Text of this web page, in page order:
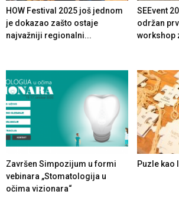
HOW Festival 2025 još jednom
je dokazao zašto ostaje
najvažniji regionalni...
SEEvent
održan
workshop
Završen Simpozijum u formi
vebinara „Stomatologija u
očima vizionara“
Puzle kao